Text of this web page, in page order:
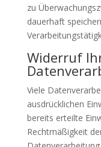
zu
dauerhaft
Widerruf
Viele
ausdrücklichen
bereits erteilte
Rechtmäßigkeit